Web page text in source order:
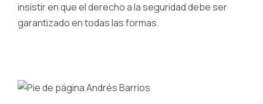
insistir en que el derecho a la seguridad debe ser
garantizado en todas las formas.